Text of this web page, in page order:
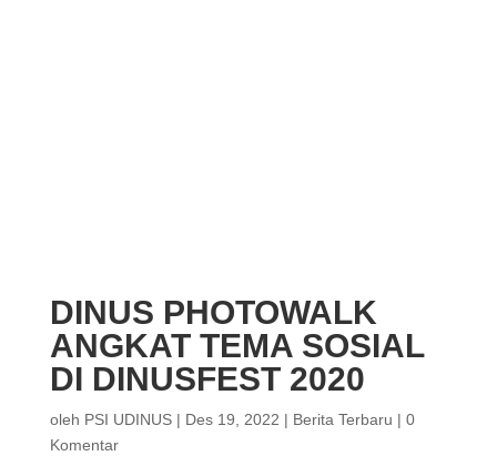
DINUS PHOTOWALK
ANGKAT TEMA SOSIAL
DI DINUSFEST 2020
oleh PSI UDINUS| Des 19, 2022 | Berita Terbaru | 0
Komentar